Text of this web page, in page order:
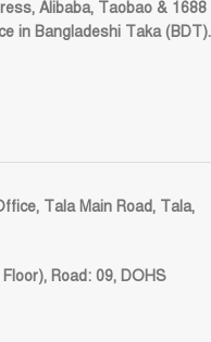
Alibaba, Taobao & 1688
in Bangladeshi Taka (BDT).
Tala Main Road, Tala,
Road: 09, DOHS